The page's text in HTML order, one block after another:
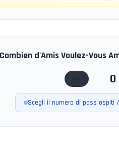
Combien d'Amis Voulez-Vous
0
Scegli il numero di pass ospiti